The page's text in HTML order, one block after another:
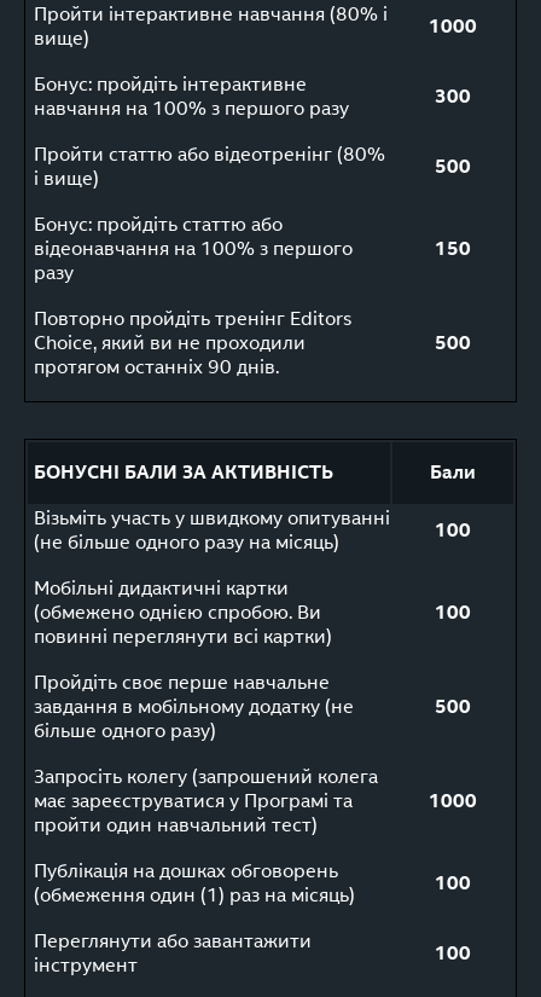
Пройти інтерактивне навчання (80% і
вище)
1000
Бонус: пройдіть інтерактивне
навчання на 100% з першого разу
300
Пройти статтю або відеотренінг (80%
і вище)
500
Бонус: пройдіть статтю або
відеонавчання на 100% з першого
разу
150
Повторно пройдіть тренінг Editors
Choice, який ви не проходили
протягом останніх 90 днів.
500
БОНУСНІ БАЛИ ЗА АКТИВНІСТЬ
Бали
Візьміть участь у швидкому опитуванні
(не більше одного разу на місяць)
100
Мобільні дидактичні картки
(обмежено однією спробою. Ви
повинні переглянути всі картки)
100
Пройдіть своє перше навчальне
завдання в мобільному додатку (не
більше одного разу)
500
Запросіть колегу (запрошений колега
має зареєструватися у Програмі та
пройти один навчальний тест)
1000
Публікація на дошках обговорень
(обмеження один (1) раз на місяць)
100
Переглянути або завантажити
інструмент
100